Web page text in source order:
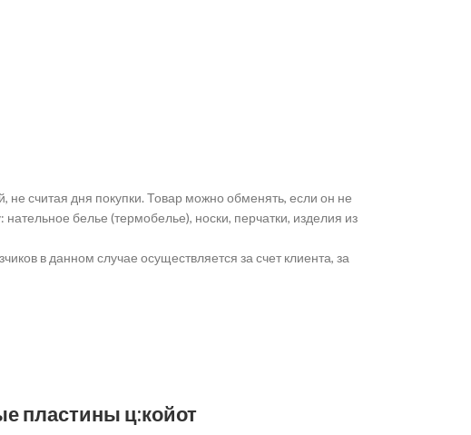
не считая дня покупки. Товар можно обменять, если он не
белье (термобелье), носки, перчатки, изделия из
в данном случае осуществляется за счет клиента, за
пластины ц:койот